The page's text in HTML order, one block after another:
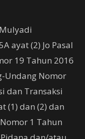
ayat (2) Jo Pasal
19 Tahun 2016
Undang Nomor
dan Transaksi
(1) dan (2) dan
1 Tahun